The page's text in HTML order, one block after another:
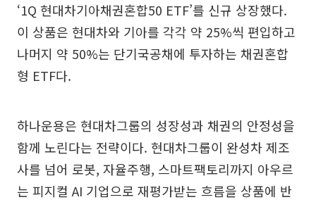
‘1Q 현대차기아채권혼합50 ETF’를 신규 상장했다.
이 상품은 현대차와 기아를 각각 약 25%씩 편입하고
나머지 약 50%는 단기국공채에 투자하는 채권혼합
형 ETF다.
하나운용은 현대차그룹의 성장성과 채권의 안정성을
함께 노린다는 전략이다. 현대차그룹이 완성차 제조
사를 넘어 로봇, 자율주행, 스마트팩토리까지 아우르
는 피지컬 AI 기업으로 재평가받는 흐름을 상품에 반